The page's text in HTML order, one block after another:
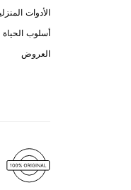
الأدوات
أسلوب الحياة
العروض